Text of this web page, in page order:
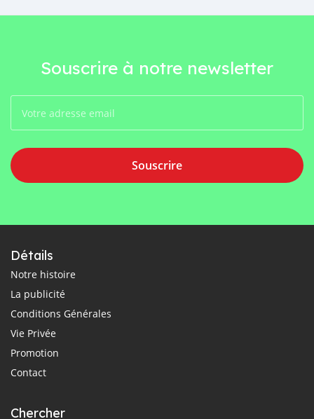
Souscrire à notre newsletter
Souscrire
Détails
Notre histoire
La publicité
Conditions Générales
Vie Privée
Promotion
Contact
Chercher